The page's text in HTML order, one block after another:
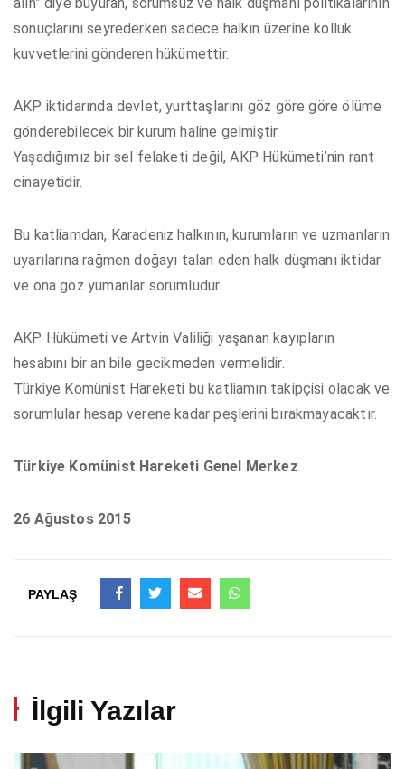
sonuçlarını seyrederken sadece halkın üzerine kolluk
kuvvetlerini gönderen hükümettir.
AKP iktidarında devlet, yurttaşlarını göz göre göre ölüme
gönderebilecek bir kurum haline gelmiştir.
Yaşadığımız bir sel felaketi değil, AKP Hükümeti’nin rant
cinayetidir.
Bu katliamdan, Karadeniz halkının, kurumların ve uzmanların
uyarılarına rağmen doğayı talan eden halk düşmanı iktidar
ve ona göz yumanlar sorumludur.
AKP Hükümeti ve Artvin Valiliği yaşanan kayıpların
hesabını bir an bile gecikmeden vermelidir.
Türkiye Komünist Hareketi bu katliamın takipçisi olacak ve
sorumlular hesap verene kadar peşlerini bırakmayacaktır.
Türkiye Komünist Hareketi Genel Merkez
26 Ağustos 2015
PAYLAŞ
İlgili Yazılar